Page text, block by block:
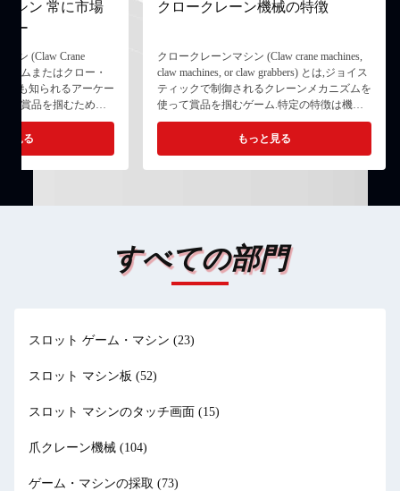
シン 常に市場
ー
ン (Claw Crane
ームまたはクロー・
ても知られるアーケー
は賞品を掴むために
することを挑戦する.
場で見られます.娯楽
ル,その他の娯楽場. 難
によって異なります.
見る
クロークレーン機械の特徴
クロークレーンマシン (Claw crane machines,
claw machines, or claw grabbers) とは,ジョイス
ティックで制御されるクレーンメカニズムを
使って賞品を掴むゲーム.特定の特徴は機械
によって異なりますが共通する特徴は以下の
通りです クロー・メカニズム: クローは,機械
の主な構成要素である.通常,ジョイスティッ
クまたはボタンによって制御され,プレイヤ
には通常,賞品が配置されている明確なディ...
もっと見る
すべての部門
スロット ゲーム・マシン (23)
スロット マシン板 (52)
スロット マシンのタッチ画面 (15)
爪クレーン機械 (104)
ゲーム・マシンの採取 (73)